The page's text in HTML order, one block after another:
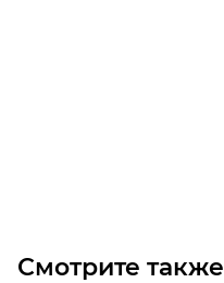
Смотрите также